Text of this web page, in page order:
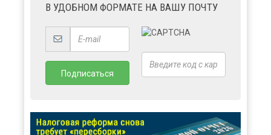
В УДОБНОМ ФОРМАТЕ НА ВАШУ ПОЧТУ